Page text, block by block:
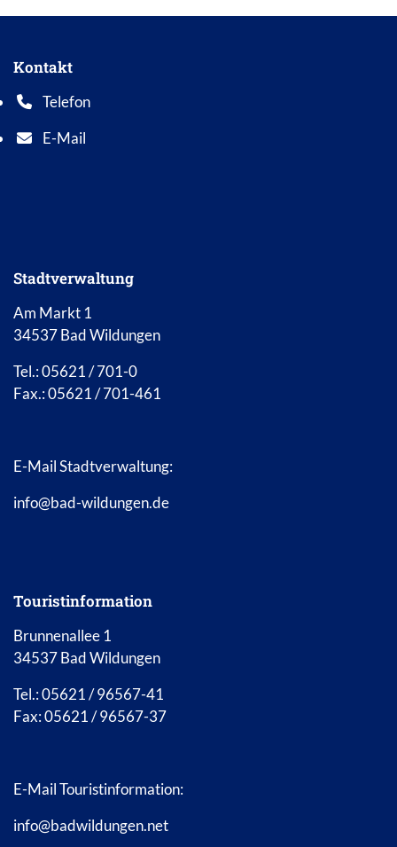
Kontakt
Telefon
Telefonnummer: 0 5 6 2 1 7 0 1 0
E-Mail
E-Mail Adresse: info@bad-wildungen.de
Stadtverwaltung
Am Markt 1
34537 Bad Wildungen
Tel.: 05621 / 701-0
Fax.: 05621 / 701-461
E-Mail Stadtverwaltung:
info@bad-wildungen.de
Touristinformation
Brunnenallee 1
34537 Bad Wildungen
Tel.: 05621 / 96567-41
Fax: 05621 / 96567-37
E-Mail Touristinformation:
info@badwildungen.net